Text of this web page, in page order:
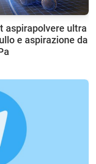
aspirapolvere ultra
e aspirazione da